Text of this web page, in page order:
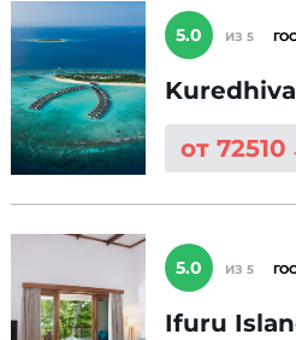
5.0 ИЗ 5
от 72510
5.0 ИЗ 5
Ifuru